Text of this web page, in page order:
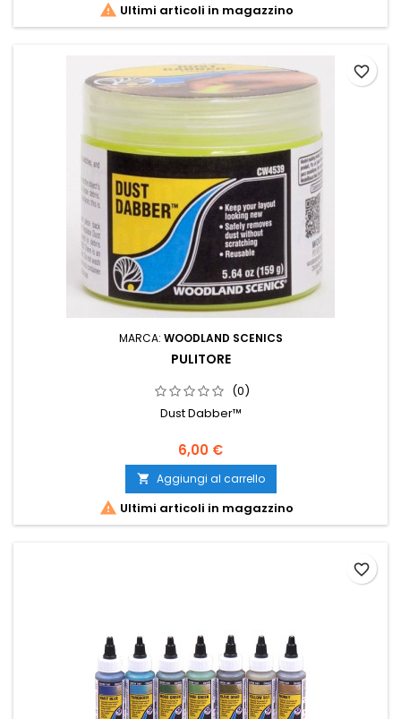
 Ultimi articoli in magazzino
MARCA: WOODLAND SCENICS
PULITORE
(0)
Dust Dabber™
6,00 €
 Aggiungi al carrello
 Ultimi articoli in magazzino
favorite_border
favorite_border